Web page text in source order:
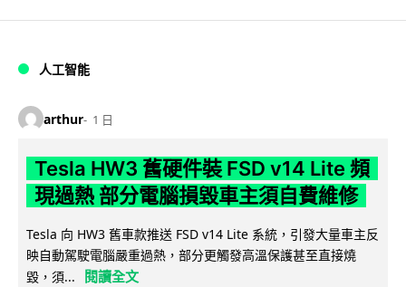
人工智能
arthur 1 日
Tesla HW3 舊硬件裝 FSD v14 Lite 頻
現過熱 部分電腦損毀車主須自費維修
Tesla 向 HW3 舊車款推送 FSD v14 Lite 系統，引發大量車主反
映自動駕駛電腦嚴重過熱，部分更觸發高溫保護甚至直接燒
毀，須...
閱讀全文